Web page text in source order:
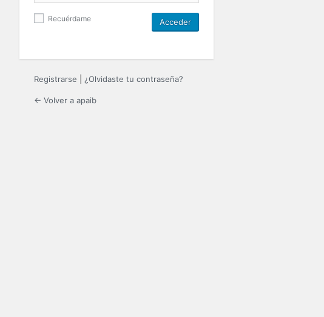
Recuérdame
Registrarse ¿Olvidaste tu contraseña?
← Volver a apaib